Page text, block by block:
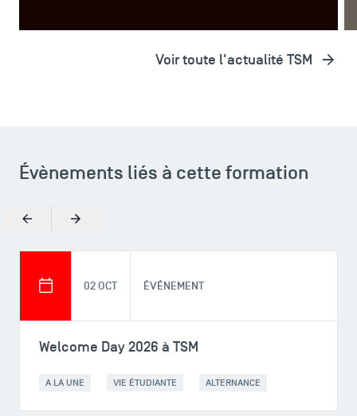
Voir toute l'actualité TSM
Évènements liés à cette formation
PrécédentSuivant
02 OCT ÉVÉNEMENT
Welcome Day 2026 à TSM
A LA UNE VIE ÉTUDIANTE ALTERNANCE